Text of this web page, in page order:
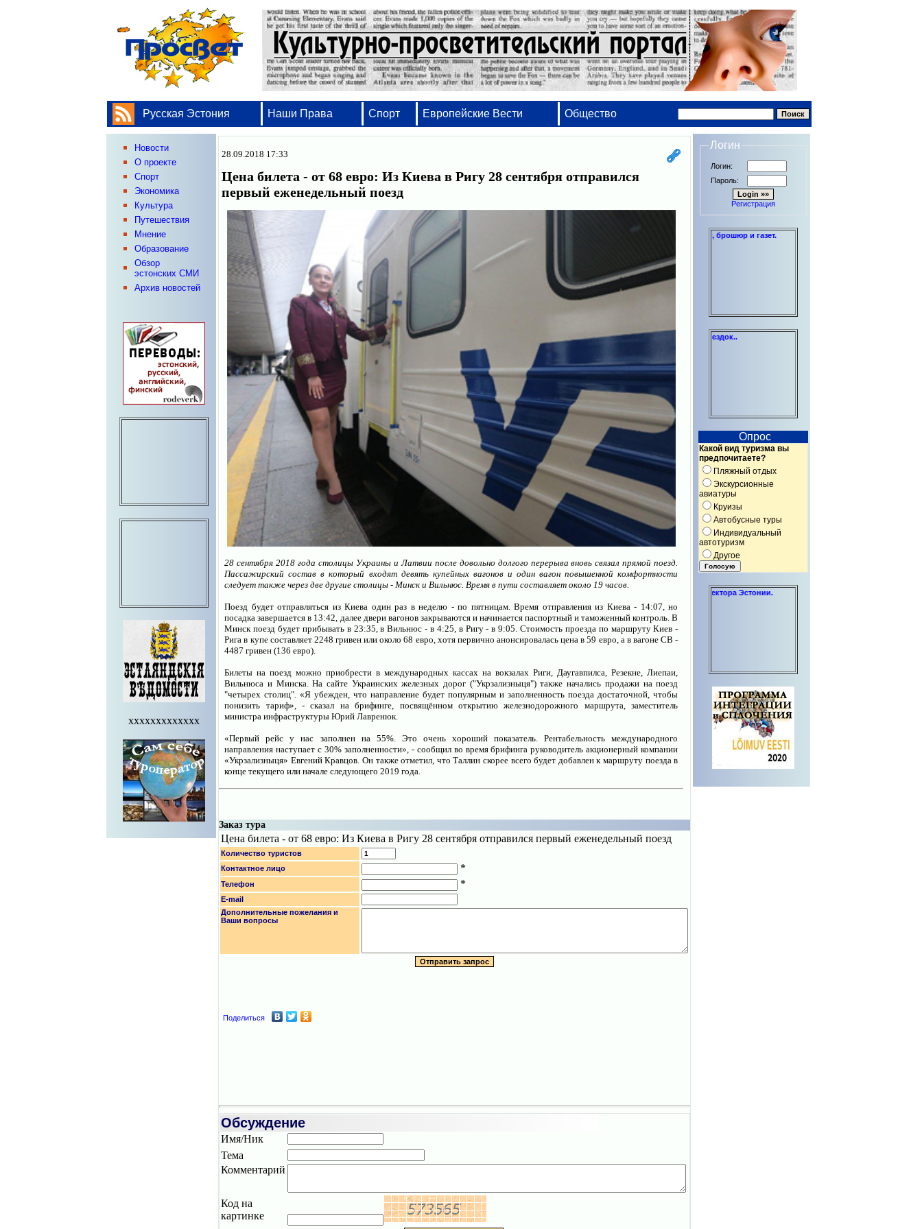
Русская Эстония Наши Права Спорт Европейские Вести Общество
Новости
О проекте
Спорт
Экономика
Культура
Путешествия
Мнение
Образование
Обзор
эстонских СМИ
Архив новостей
xxxxxxxxxxxxx
28.09.2018 17:33
Цена билета - от 68 евро: Из Киева в Ригу 28 сентября отправился
первый еженедельный поезд
28 сентября 2018 года столицы Украины и Латвии после довольно долгого перерыва вновь связал прямой поезд.
Пассажирский состав в который входят девять купейных вагонов и один вагон повышенной комфортности
следует также через две другие столицы - Минск и Вильнюс. Время в пути составляет около 19 часов.
Поезд будет отправляться из Киева один раз в неделю - по пятницам. Время отправления из Киева - 14:07, но
посадка завершается в 13:42, далее двери вагонов закрываются и начинается паспортный и таможенный контроль. В
Минск поезд будет прибывать в 23:35, в Вильнюс - в 4:25, в Ригу - в 9:05. Стоимость проезда по маршруту Киев -
Рига в купе составляет 2248 гривен или около 68 евро, хотя первично анонсировалась цена в 59 евро, а в вагоне СВ -
4487 гривен (136 евро).
Билеты на поезд можно приобрести в международных кассах на вокзалах Риги, Даугавпилса, Резекне, Лиепаи,
Вильнюса и Минска. На сайте Украинских железных дорог ("Укрзализныця") также начались продажи на поезд
"четырех столиц". «Я убежден, что направление будет популярным и заполненность поезда достаточной, чтобы
понизить тариф», - сказал на брифинге, посвящённом открытию железнодорожного маршрута, заместитель
министра инфраструктуры Юрий Лавренюк.
«Первый рейс у нас заполнен на 55%. Это очень хороший показатель. Рентабельность международного
направления наступает с 30% заполненности», - сообщил во время брифинга руководитель акционерный компании
«Укрзализныця» Евгений Кравцов. Он также отметил, что Таллин скорее всего будет добавлен к маршруту поезда в
конце текущего или начале следующего 2019 года.
Заказ тура
Цена билета - от 68 евро: Из Киева в Ригу 28 сентября отправился первый еженедельный поезд
Количество туристов
Контактное лицо
*
Телефон *
E-mail
Дополнительные пожелания и
Ваши вопросы
Поделиться
Обсуждение
Имя/Ник
Тема
Комментарий
Код на
картинке
Логин
Логин:
Пароль:
Регистрация
Набор, вёрстка, оформление - от проектов и дипломов до книг, брошюр и газет.
Опрос
Какой вид туризма вы
предпочитаете?
Пляжный отдых
Экскурсионные
авиатуры
Круизы
Автобусные туры
Индивидуальный
автотуризм
Другое
Создание и администрирование сайтов для некоммерческого сектора Эстонии.